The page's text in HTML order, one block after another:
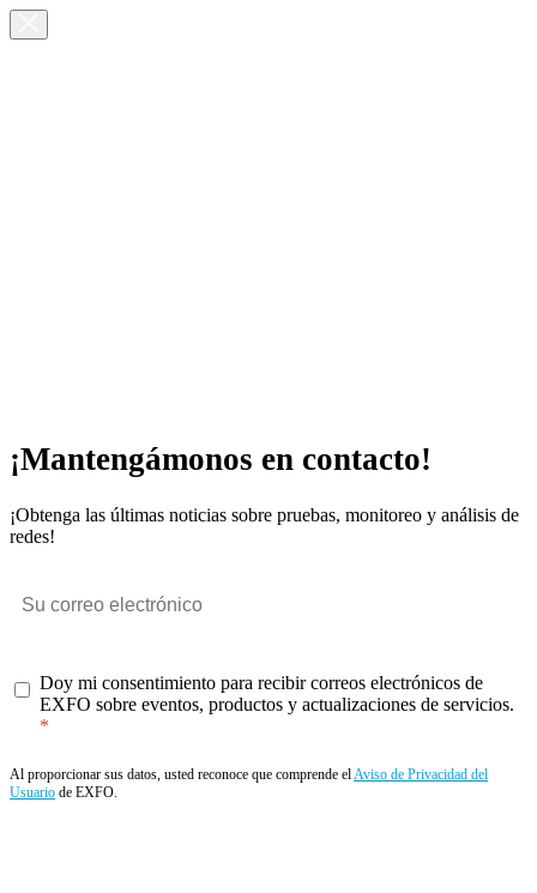
¡Mantengámonos en contacto!
¡Obtenga las últimas noticias sobre pruebas, monitoreo y análisis de
redes!
Doy mi consentimiento para recibir correos electrónicos de
EXFO sobre eventos, productos y actualizaciones de servicios.
Al proporcionar sus datos, usted reconoce que comprende elAviso de Privacidad del
Usuario de EXFO.